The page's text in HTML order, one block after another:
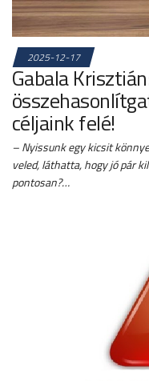
2025-12-17
Gabala
céljaink felé!
– Nyissunk egy kicsit
veled, láthatta, hogy jó pár
pontosan?…